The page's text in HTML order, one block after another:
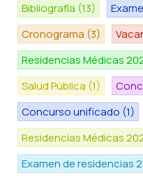
Bibliografía (13)
Cronograma (3)
Residencias Médicas
Salud Pública (1)
Concurso unificado (1)
Residencias Médicas
Examen de residencias